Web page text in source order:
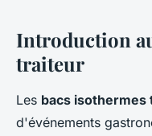
Introduction
traiteur
Les bacs isothermes
d'événements